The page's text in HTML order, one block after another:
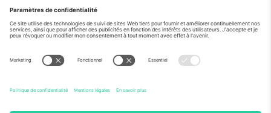
Ticombo France
Mimi Balkanska 132, 1540, Sofia,
Bulgaria
L'entité juridique du fournisseur de la plateforme peut changer en
détails, consultez la page spécifique de l'événement, les mentions